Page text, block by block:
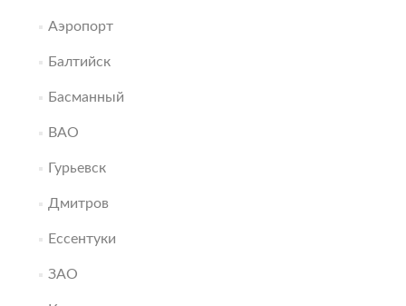
Аэропорт
Балтийск
Басманный
ВАО
Гурьевск
Дмитров
Ессентуки
ЗАО